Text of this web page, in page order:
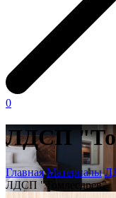
0
ЛДСП
Главная Материалы
ЛДСП "Томлесдрев"